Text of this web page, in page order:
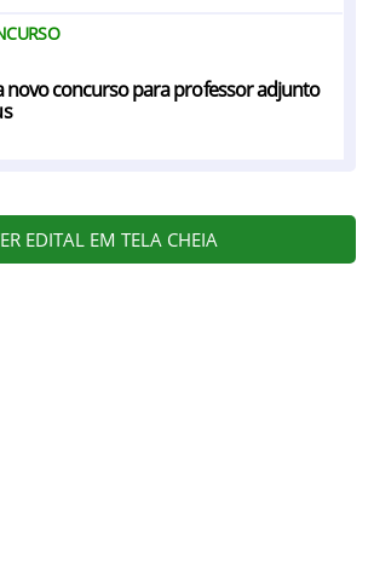
novo concurso para professor adjunto
EDITAL EM TELA CHEIA